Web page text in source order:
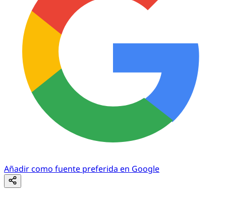
Añadir como fuente preferida en Google